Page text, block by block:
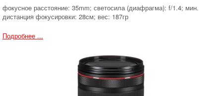
фокусное расстояние: 35mm; светосила (диафрагма): f/1.4; мин.
дистанция фокусировки: 28cм; вес: 187гр
Подробнее ...